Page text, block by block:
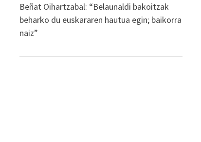
Beñat Oihartzabal: “Belaunaldi bakoitzak
beharko du euskararen hautua egin; baikorra
naiz”